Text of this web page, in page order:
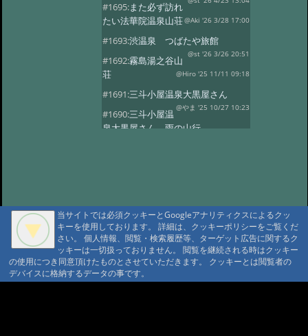
#1695:また必ず訪れ
たい法華院温泉山荘@Aki '26 3/28 17:00
#1693:渋温泉 つばたや旅館
@st '26 3/26 20:51
#1692:霧島湯之谷山
荘
@Hiro '25 11/11 09:18
#1691:三斗小屋温泉大黒屋さん
@やま '25 10/27 10:23
#1690:三斗小屋温
泉大黒屋さん 雨の山行
#1686:何度でも行きたい宿 三斗小屋
温泉大黒屋
@府中のぼる '25 10/17 08:55
#1685:最高のお風呂 三斗小屋温泉大
黒屋
@Naotan '25 10/12 09:11
#1684:お湯良し、ご飯良し、人良し
当サイトでは必須クッキーとGoogleアナリティクスによるクッ
キーを使用しております。 詳細は、クッキーポリシーをご覧くだ
さい。 個人情報、閲覧・検索履歴等、ターゲット広告に関するク
ッキーは一切扱っておりません。 閲覧を継続される時はクッキー
の使用につき同意頂けたものとさせていただきます。 クッキーとは閲覧者の
デバイスに格納するデータの事です。